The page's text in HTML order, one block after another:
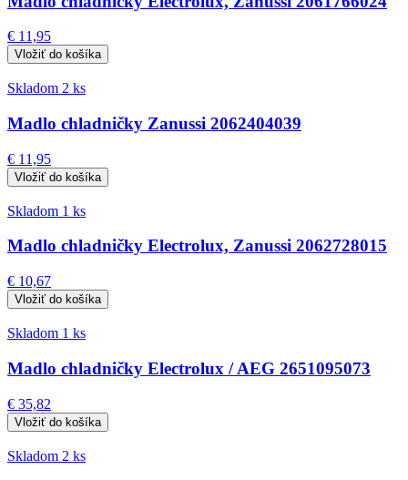
€ 11,95
Skladom 2 ks
Madlo chladničky Zanussi 2062404039
€ 11,95
Skladom 1 ks
Madlo chladničky Electrolux, Zanussi 2062728015
€ 10,67
Skladom 1 ks
Madlo chladničky Electrolux / AEG 2651095073
€ 35,82
Skladom 2 ks